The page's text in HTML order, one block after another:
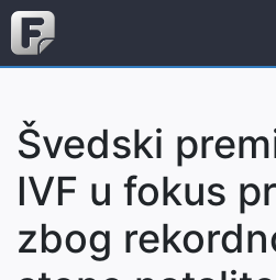
Švedski
IVF u fokus
zbog